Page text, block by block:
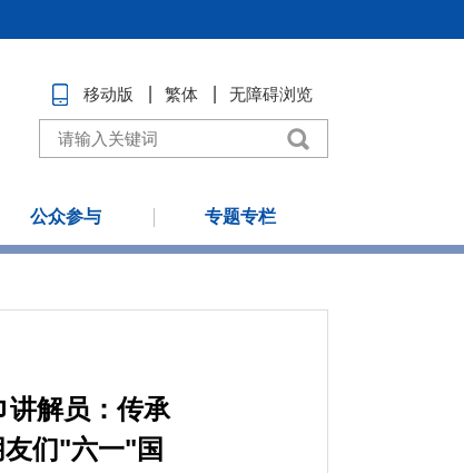
移动版 繁体 无障碍浏览
公众参与 专题专栏
讲解员：传承
们"六一"国